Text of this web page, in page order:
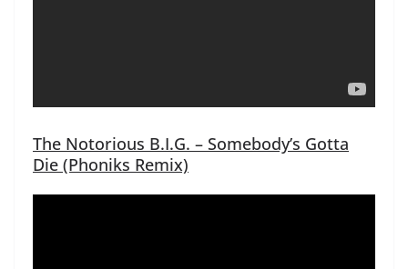
The Notorious B.I.G. – Somebody’s Gotta
Die (Phoniks Remix)